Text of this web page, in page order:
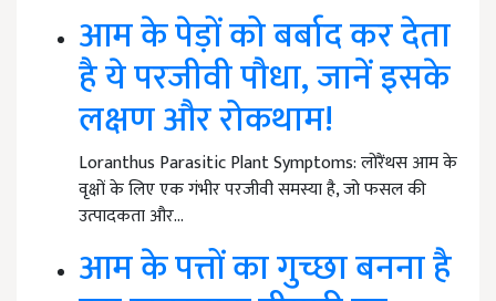
आम के पेड़ों को बर्बाद कर देता
है ये परजीवी पौधा, जानें इसके
लक्षण और रोकथाम!
Loranthus Parasitic Plant Symptoms: लोरैंथस आम के
वृक्षों के लिए एक गंभीर परजीवी समस्या है, जो फसल की
उत्पादकता और…
आम के पत्तों का गुच्छा बनना है